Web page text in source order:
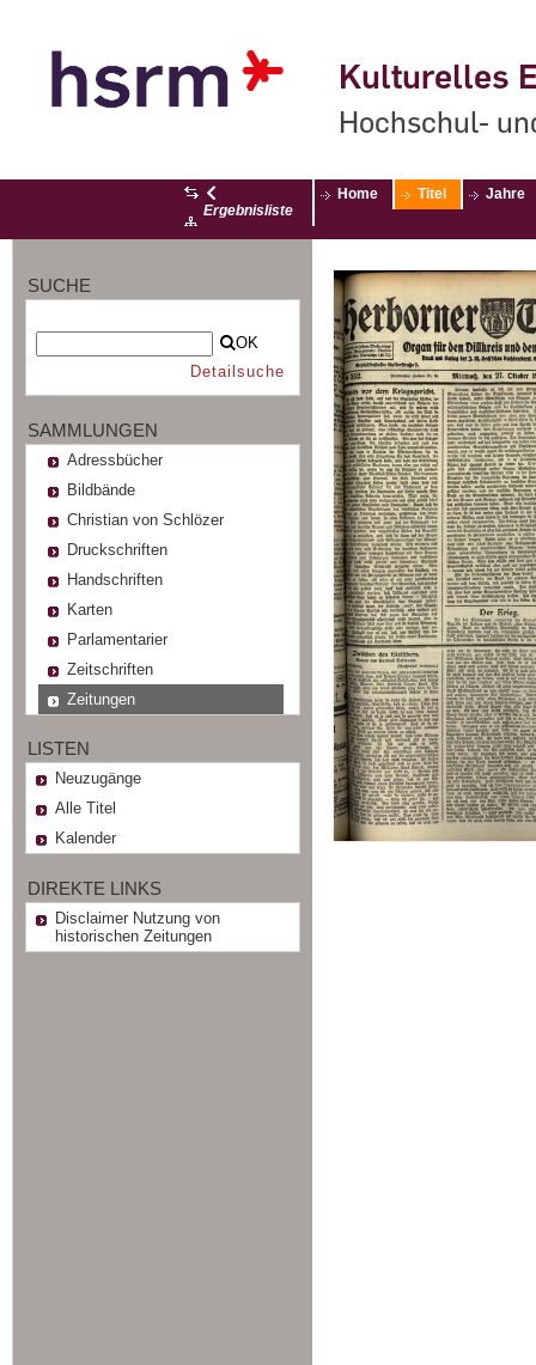
Kulturelles
Hochschul-
Ergebnisliste
Home Titel Jahre
SUCHE
OK
Detailsuche
SAMMLUNGEN
Adressbücher
Bildbände
Christian von Schlözer
Druckschriften
Handschriften
Karten
Parlamentarier
Zeitschriften
Zeitungen
LISTEN
Neuzugänge
Alle Titel
Kalender
DIREKTE LINKS
Disclaimer Nutzung von
historischen Zeitungen